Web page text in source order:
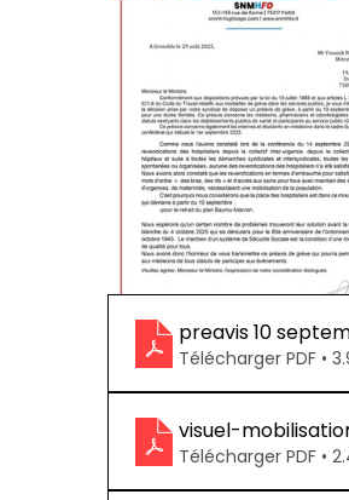
preavis 10
Télécharger PDF •
visuel-
Télécharger PDF •